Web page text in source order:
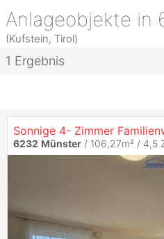
Anlageobjekte in
(Kufstein, Tirol)
1 Ergebnis
6232 Münster / 106,27m² / 4,5